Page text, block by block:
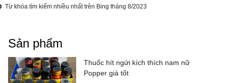
Từ khóa tìm kiếm nhiều nhất trên Bing tháng 8/2023
Sản phẩm
Thuốc hít ngửi kích thích nam nữ
Popper giá tốt